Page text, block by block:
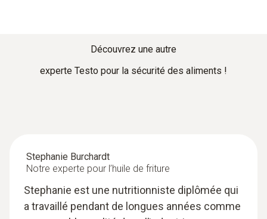
Découvrez une autre
experte Testo pour la sécurité des aliments !
Stephanie Burchardt
Notre experte pour l’huile de friture
Stephanie est une nutritionniste diplômée qui
a travaillé pendant de longues années comme